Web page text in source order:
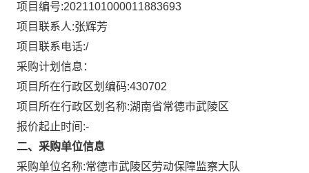
项目编号:2021101000011883693
项目联系人:张辉芳
项目联系电话:/
采购计划信息：
项目所在行政区划编码:430702
项目所在行政区划名称:湖南省常德市武陵区
报价起止时间:-
二、采购单位信息
采购单位名称:常德市武陵区劳动保障监察大队